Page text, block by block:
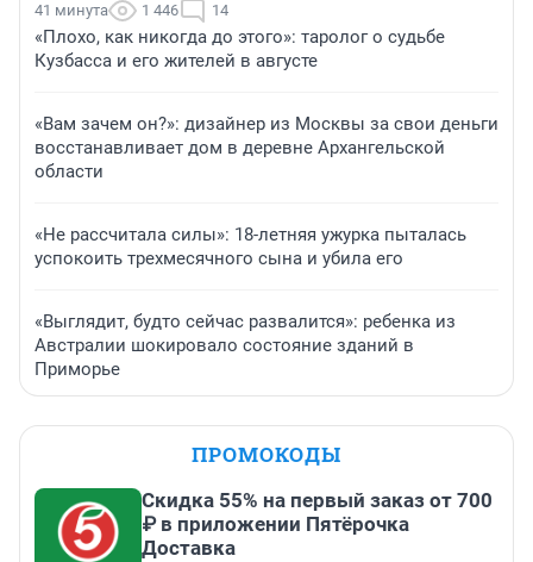
41 минута 1 446 14
«Плохо, как никогда до этого»: таролог о судьбе
Кузбасса и его жителей в августе
«Вам зачем он?»: дизайнер из Москвы за свои деньги
восстанавливает дом в деревне Архангельской
области
«Не рассчитала силы»: 18-летняя ужурка пыталась
успокоить трехмесячного сына и убила его
«Выглядит, будто сейчас развалится»: ребенка из
Австралии шокировало состояние зданий в
Приморье
ПРОМОКОДЫ
Скидка 55% на первый заказ от 700
₽ в приложении Пятёрочка
Доставка